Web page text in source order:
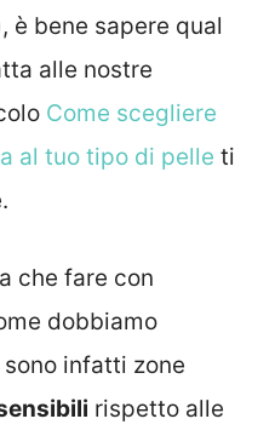
è bene sapere qual
alle nostre
Come scegliere
al tuo tipo di pelle ti
che fare con
dobbiamo
infatti zone
rispetto alle